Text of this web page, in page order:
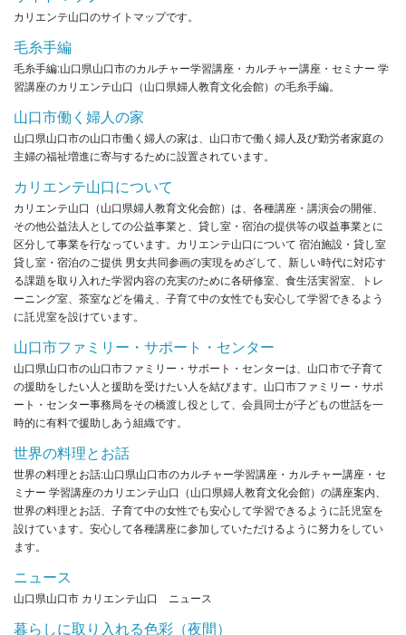
カリエンテ山口のサイトマップです。
毛糸手編
毛糸手編:山口県山口市のカルチャー学習講座・カルチャー講座・セミナー 学
習講座のカリエンテ山口（山口県婦人教育文化会館）の毛糸手編。
山口市働く婦人の家
山口県山口市の山口市働く婦人の家は、山口市で働く婦人及び勤労者家庭の
主婦の福祉増進に寄与するために設置されています。
カリエンテ山口について
カリエンテ山口（山口県婦人教育文化会館）は、各種講座・講演会の開催、
その他公益法人としての公益事業と、貸し室・宿泊の提供等の収益事業とに
区分して事業を行なっています。カリエンテ山口について 宿泊施設・貸し室
貸し室・宿泊のご提供 男女共同参画の実現をめざして、新しい時代に対応す
る課題を取り入れた学習内容の充実のために各研修室、食生活実習室、トレ
ーニング室、茶室などを備え、子育て中の女性でも安心して学習できるよう
に託児室を設けています。
山口市ファミリー・サポート・センター
山口県山口市の山口市ファミリー・サポート・センターは、山口市で子育て
の援助をしたい人と援助を受けたい人を結びます。山口市ファミリー・サポ
ート・センター事務局をその橋渡し役として、会員同士が子どもの世話を一
時的に有料で援助しあう組織です。
世界の料理とお話
世界の料理とお話:山口県山口市のカルチャー学習講座・カルチャー講座・セ
ミナー 学習講座のカリエンテ山口（山口県婦人教育文化会館）の講座案内、
世界の料理とお話、子育て中の女性でも安心して学習できるように託児室を
設けています。安心して各種講座に参加していただけるように努力をしてい
ます。
ニュース
山口県山口市 カリエンテ山口 ニュース
暮らしに取り入れる色彩（夜間）